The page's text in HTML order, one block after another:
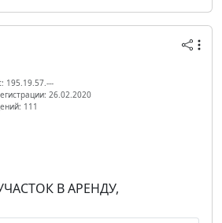
195.19.57.---
26.02.2020
111
В АРЕНДУ,